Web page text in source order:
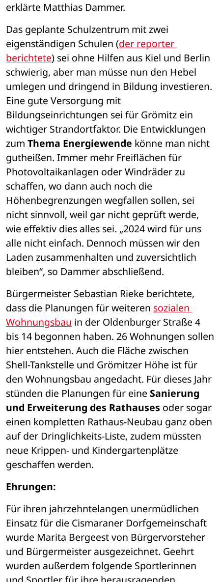
erklärte Matthias Dammer.
Das geplante Schulzentrum mit zwei
eigenständigen Schulen (der reporter
berichtete) sei ohne Hilfen aus Kiel und Berlin
schwierig, aber man müsse nun den Hebel
umlegen und dringend in Bildung investieren.
Eine gute Versorgung mit
Bildungseinrichtungen sei für Grömitz ein
wichtiger Strandortfaktor. Die Entwicklungen
zum Thema Energiewende könne man nicht
gutheißen. Immer mehr Freiflächen für
Photovoltaikanlagen oder Windräder zu
schaffen, wo dann auch noch die
Höhenbegrenzungen wegfallen sollen, sei
nicht sinnvoll, weil gar nicht geprüft werde,
wie effektiv dies alles sei. „2024 wird für uns
alle nicht einfach. Dennoch müssen wir den
Laden zusammenhalten und zuversichtlich
bleiben“, so Dammer abschließend.
Bürgermeister Sebastian Rieke berichtete,
dass die Planungen für weiteren sozialen
Wohnungsbau in der Oldenburger Straße 4
bis 14 begonnen haben. 26 Wohnungen sollen
hier entstehen. Auch die Fläche zwischen
Shell-Tankstelle und Grömitzer Höhe ist für
den Wohnungsbau angedacht. Für dieses Jahr
stünden die Planungen für eine Sanierung
und Erweiterung des Rathauses oder sogar
einen kompletten Rathaus-Neubau ganz oben
auf der Dringlichkeits-Liste, zudem müssten
neue Krippen- und Kindergartenplätze
geschaffen werden.
Ehrungen:
Für ihren jahrzehntelangen unermüdlichen
Einsatz für die Cismaraner Dorfgemeinschaft
wurde Marita Bergeest von Bürgervorsteher
und Bürgermeister ausgezeichnet. Geehrt
wurden außerdem folgende Sportlerinnen